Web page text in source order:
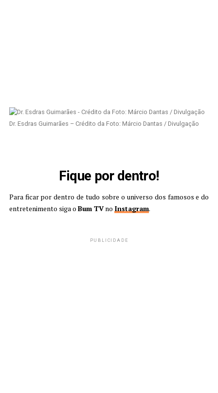
Dr. Esdras Guimarães – Crédito da Foto: Márcio Dantas / Divulgação
Fique por dentro!
Para ficar por dentro de tudo sobre o universo dos famosos e do
entretenimento siga o Bum TVno Instagram.
PUBLICIDADE